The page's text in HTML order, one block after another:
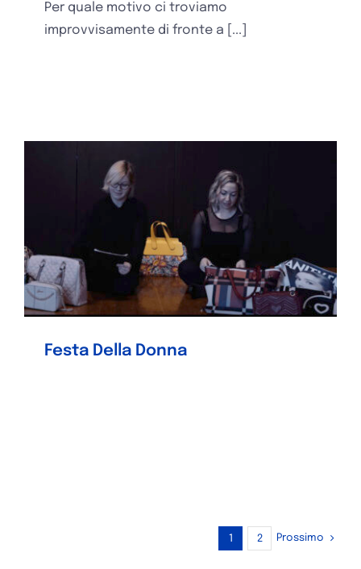
Per quale motivo ci troviamo
improvvisamente di fronte a [...]
Festa Della Donna
1 2 Prossimo